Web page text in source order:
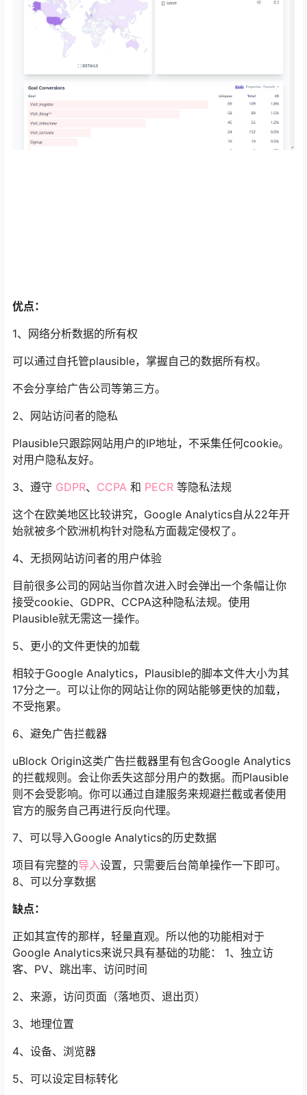
优点：
1、网络分析数据的所有权
可以通过自托管plausible，掌握自己的数据所有权。
不会分享给广告公司等第三方。
2、网站访问者的隐私
Plausible只跟踪网站用户的IP地址，不采集任何cookie。
对用户隐私友好。
3、遵守 GDPR、 CCPA 和 PECR 等隐私法规
这个在欧美地区比较讲究，Google Analytics自从22年开
始就被多个欧洲机构针对隐私方面裁定侵权了。
4、无损网站访问者的用户体验
目前很多公司的网站当你首次进入时会弹出一个条幅让你
接受cookie、GDPR、CCPA这种隐私法规。使用
Plausible就无需这一操作。
5、更小的文件更快的加载
相较于Google Analytics，Plausible的脚本文件大小为其
17分之一。可以让你的网站让你的网站能够更快的加载，
不受拖累。
6、避免广告拦截器
uBlock Origin这类广告拦截器里有包含Google Analytics
的拦截规则。会让你丢失这部分用户的数据。而Plausible
则不会受影响。你可以通过自建服务来规避拦截或者使用
官方的服务自己再进行反向代理。
7、可以导入Google Analytics的历史数据
项目有完整的导入设置，只需要后台简单操作一下即可。
8、可以分享数据
缺点：
正如其宣传的那样，轻量直观。所以他的功能相对于
Google Analytics来说只具有基础的功能：
1、独立访
客、PV、跳出率、访问时间
2、来源，访问页面（落地页、退出页）
3、地理位置
4、设备、浏览器
5、可以设定目标转化